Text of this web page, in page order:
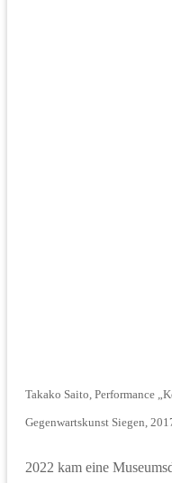
Takako Saito, Performance
Gegenwartskunst Siegen,
2022 kam eine